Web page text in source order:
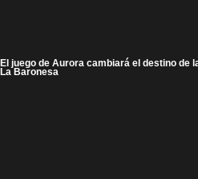
El juego de Aurora cambiará el destino de
La Baronesa